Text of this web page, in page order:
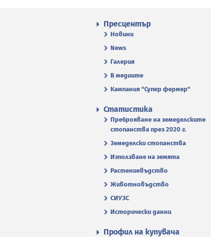
Пресцентър
Новини
News
Галерия
В медиите
Кампания "Супер фермер"
Статистика
Преброяване на земеделските
стопанства през 2020 г.
Земеделски стопанства
Използване на земята
Растениевъдство
Животновъдство
СИУЗС
Исторически данни
Профил на купувача